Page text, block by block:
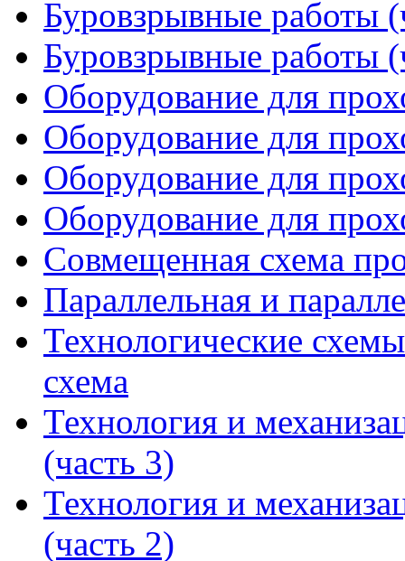
Буровзрывные работы
Буровзрывные работы
Оборудование для
Оборудование для
Оборудование для
Оборудование для
Совмещенная схема
Параллельная и
Технологические
схема
Технология и
(часть 3)
Технология и
(часть 2)